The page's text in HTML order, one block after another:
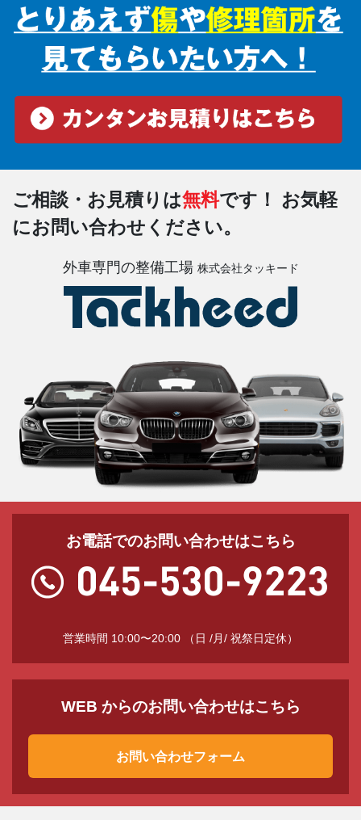
ご相談・お見積りは無料です！
お気軽
にお問い合わせください。
外車専門の整備工場 株式会社タッキード
お電話でのお問い合わせはこちら
営業時間 10:00〜20:00 （日 /月/ 祝祭日定休）
WEB からのお問い合わせはこちら
お問い合わせフォーム